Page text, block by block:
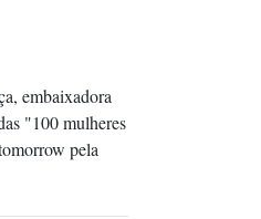
embaixadora
"100 mulheres
pela